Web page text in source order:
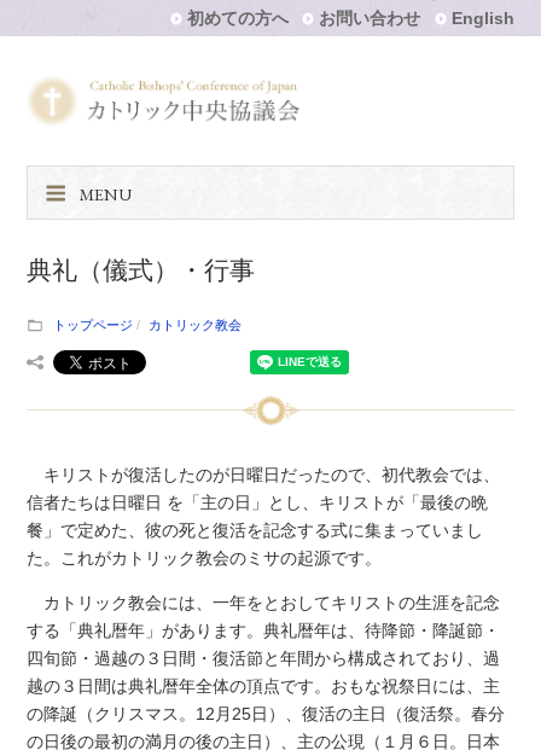
初めての方へ お問い合わせ English
MENU
典礼（儀式）・行事
トップページ カトリック教会
キリストが復活したのが日曜日だったので、初代教会では、
信者たちは日曜日 を「主の日」とし、キリストが「最後の晩
餐」で定めた、彼の死と復活を記念する式に集まっていまし
た。これがカトリック教会のミサの起源です。
カトリック教会には、一年をとおしてキリストの生涯を記念
する「典礼暦年」があります。典礼暦年は、待降節・降誕節・
四旬節・過越の３日間・復活節と年間から構成されており、過
越の３日間は典礼暦年全体の頂点です。おもな祝祭日には、主
の降誕（クリスマス。12月25日）、復活の主日（復活祭。春分
の日後の最初の満月の後の主日）、主の公現（１月６日。日本